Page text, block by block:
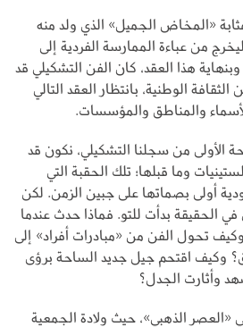
«المخاض الجميل» الذي ولد منه
من عباءة الممارسة الفردية إلى
هذا العقد، كان الفن التشكيلي قد
الوطنية، بانتظار العقد التالي
والمناطق والمؤسسات.
الأولى من سجلنا التشكيلي، نكون قد
وما قبلها؛ تلك الحقبة التي
أولى بصماتها على جبين الزمن. لكن
الحقيقة بدأت للتو. فماذا حدث عندما
تحول الفن من «مبادرات أفراد» إلى
وكيف اقتحم جيل جديد الساحة برؤى
وأثارت الجدل؟
«العصر الذهبي»، حيث ولادة الجمعية